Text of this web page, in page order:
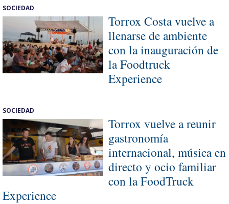
SOCIEDAD
Torrox Costa vuelve a
llenarse de ambiente
con la inauguración de
la Foodtruck
Experience
SOCIEDAD
Torrox vuelve a reunir
gastronomía
internacional, música en
directo y ocio familiar
con la FoodTruck
Experience